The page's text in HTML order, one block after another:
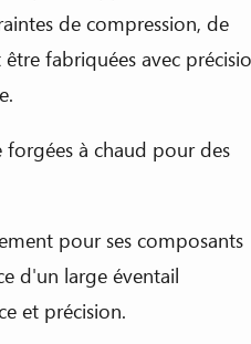
de compression, de
fabriquées avec
à chaud pour des
pour ses composants
d'un large éventail
et précision.